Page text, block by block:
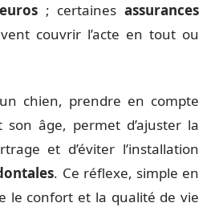
; certainesassurances
couvrir l’acte en tout ou
chien, prendre en compte
âge, permet d’ajuster la
et d’éviter l’installation
. Ce réflexe, simple en
le confort et la qualité de vie